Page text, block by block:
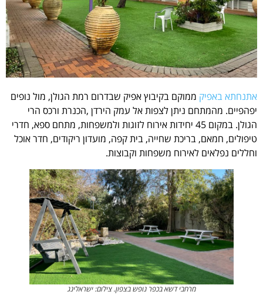
אתנחתא באפיק ממוקם בקיבוץ אפיק שבדרום רמת הגולן, מול נופים
יפהפיים. מהמתחם ניתן לצפות אל עמק הירדן ,הכנרת ורכס הרי
הגולן. במקום 45 יחידות אירוח לזוגות ולמשפחות, מתחם ספא, חדרי
טיפולים, חמאם, בריכת שחייה, בית קפה, מועדון ריקודים, חדר אוכל
וחללים נפלאים לאירוח משפחות וקבוצות.
מרחבי דשא בכפר נופש בצפון. צילום: ישראלינג